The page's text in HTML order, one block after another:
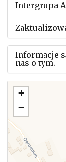
Intergrupa
Informacje
nas o tym.
Użyj tego
zmianach
+
−